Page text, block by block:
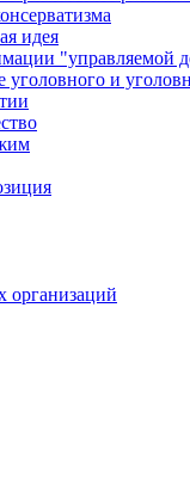
идея
"управляемой
уголовного и
организаций